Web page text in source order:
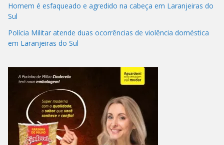
Homem é esfaqueado e agredido na cabeça em Laranjeiras do
Sul
Polícia Militar atende duas ocorrências de violência doméstica
em Laranjeiras do Sul